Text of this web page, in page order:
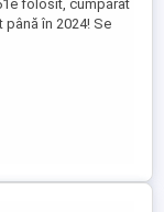
folosit, cumpărat
în 2024! Se
mai multe detalii în